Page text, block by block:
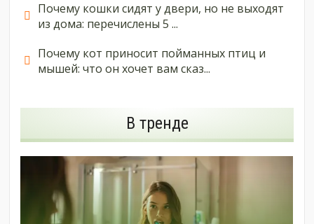
Почему кошки сидят у двери, но не выходят
из дома: перечислены 5 ...
Почему кот приносит пойманных птиц и
мышей: что он хочет вам сказ...
В тренде